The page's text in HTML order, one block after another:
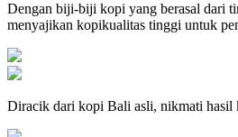
Dengan biji-biji kopi yang berasal dari
menyajikan kopikualitas tinggi untuk
Diracik dari kopi Bali asli, nikmati hasil